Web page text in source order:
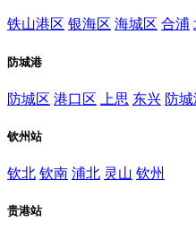
铁山港区 银海区 海城区 合浦
防城港
防城区 港口区 上思 东兴 防城
钦州站
钦北 钦南 浦北 灵山 钦州
贵港站